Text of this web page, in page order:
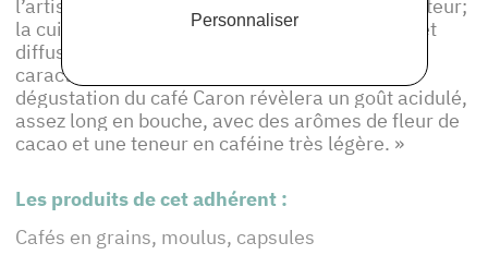
l’artisan verse les fèves vertes dans le torréfacteur;
la cuisson va alors exalter les arômes du café et
diffuser un parfum chaud et envoûtant
caractéristique des brûleries de café. La
dégustation du café Caron révèlera un goût acidulé,
assez long en bouche, avec des arômes de fleur de
cacao et une teneur en caféine très légère. »
Les produits de cet adhérent :
Cafés en grains, moulus, capsules
Personnaliser